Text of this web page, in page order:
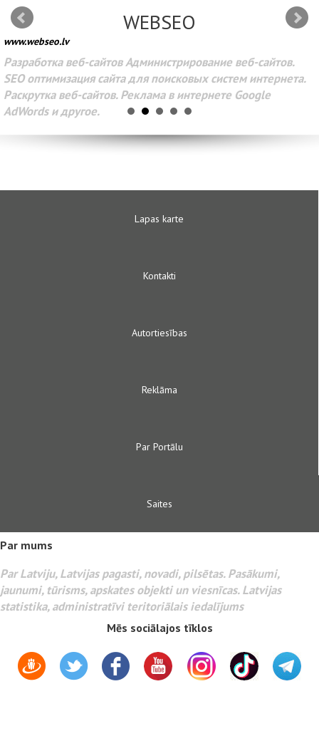
WEBSEO
www.webseo.lv
Разработка веб-сайтов Администрирование веб-сайтов.
SEO оптимизация сайта для поисковых систем интернета.
Раскрутка веб-сайтов. Реклама в интернете Google
AdWords и другое.
Lapas karte
Kontakti
Autortiesības
Reklāma
Par Portālu
Saites
Par mums
Par Latviju, Latvijas pagasti, novadi, pilsētas. Pasākumi,
jaunumi, tūrisms, apskates objekti un viesnīcas. Latvijas
statistika, administratīvi teritoriālais iedalījums
Mēs sociālajos tīklos